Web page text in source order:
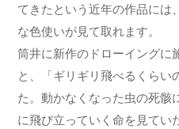
てきたという近年の作品には
な色使いが見て取れます。
筒井に新作のドローイングに
と、「ギリギリ飛べるくらい
た。動かなくなった虫の死骸
に飛び立っていく命を見てい